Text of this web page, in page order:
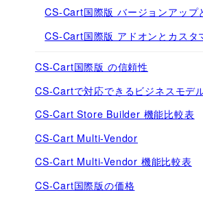
CS-Cart国際版 バージョンアップ
CS-Cart国際版 アドオンとカスタ
CS-Cart国際版 の信頼性
CS-Cartで対応できるビジネスモデ
CS-Cart Store Builder 機能比較表
CS-Cart Multi-Vendor
CS-Cart Multi-Vendor 機能比較表
CS-Cart国際版の価格